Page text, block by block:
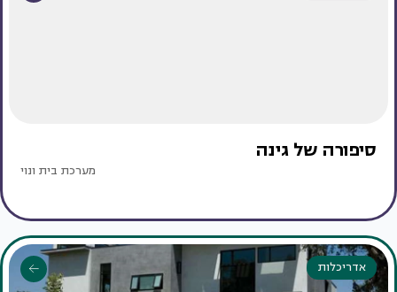
סיפורה של גינה
מערכת בית ונוי
אדריכלות